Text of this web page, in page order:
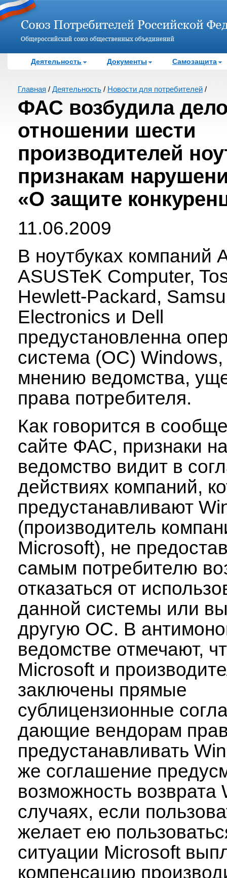
Деятельность Документы Самозащита
Главная / Деятельность / Новости для потребителей /
ФАС возбудила
отношении шести
производителей
признакам
«О защите
11.06.2009
В ноутбуках компаний
ASUSTeK Computer,
Hewlett-Packard,
Electronics и Dell
предустановленна
система (ОС) Windows,
мнению ведомства,
права потребителя.
Как говорится в
сайте ФАС, признаки
ведомство видит в
действиях компаний,
предустанавливают
(производитель
Microsoft), не
самым потребителю
отказаться от
данной системы или
другую ОС. В
ведомстве отмечают,
Microsoft и
заключены прямые
сублицензионные
дающие вендорам
предустанавливать
же соглашение
возможность возврата
случаях, если
желает ею
ситуации Microsoft
компенсацию